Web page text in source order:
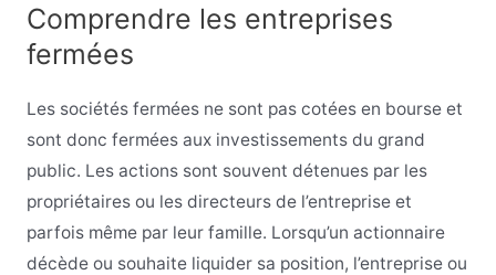
Comprendre les entreprises
fermées
Les sociétés fermées ne sont pas cotées en bourse et
sont donc fermées aux investissements du grand
public. Les actions sont souvent détenues par les
propriétaires ou les directeurs de l’entreprise et
parfois même par leur famille. Lorsqu’un actionnaire
décède ou souhaite liquider sa position, l’entreprise ou